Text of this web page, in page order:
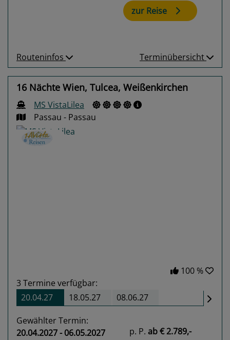
zur Reise
Routeninfos Terminübersicht
16 Nächte Wien, Tulcea, Weißenkirchen
MS VistaLilea
Passau - Passau
100 %
3 Termine verfügbar:
20.04.27
18.05.27 08.06.27
Gewählter Termin:
20.04.2027 - 06.05.2027
p. P. ab€ 2.789,-